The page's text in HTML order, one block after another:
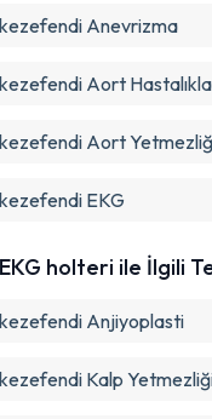
Anevrizma
Aort
Aort
EKG
holteri ile İlgili
Anjiyoplasti
Kalp